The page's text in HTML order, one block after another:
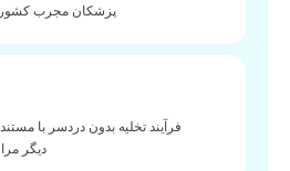
پزشکان مجرب کشور
فرآیند تخلیه بدون دردسر با
دیگر